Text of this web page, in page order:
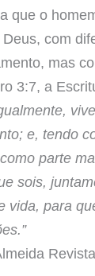
que o
com
mas
3:7, a
e, tendo
parte
sois,
vida, para